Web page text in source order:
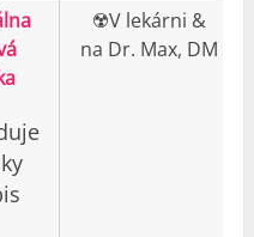
☢️V lekárni &
na Dr. Max, DM